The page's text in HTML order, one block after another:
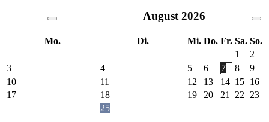
August 2026
Mo. Di. Mi. Do. Fr. Sa. So.
1
2
3
4 5 6 7 8
9
10
11 12 13 14 15 16
17
18 19 20 21 22 23
25